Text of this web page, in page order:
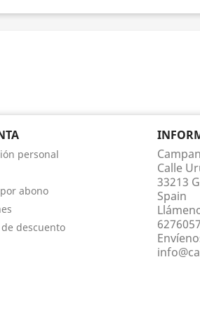
personal
abono
descuento
Calle
33213
Spain